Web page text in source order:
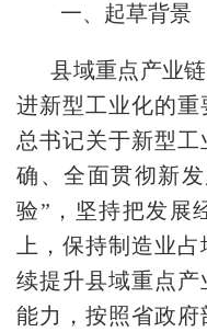
一、起草背景
县域重点产业链
进新型工业化的
总书记关于新型
确、全面贯彻新
验”，坚持把发展
上，保持制造业
续提升县域重点
能力，按照省政府